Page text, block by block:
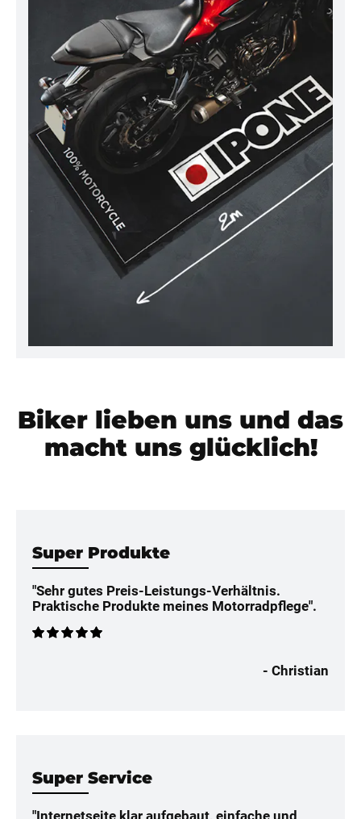
Biker lieben uns und das
macht uns glücklich!
Super Produkte
"Sehr gutes Preis-Leistungs-Verhältnis.
Praktische Produkte meines Motorradpflege".
- Christian
Super Service